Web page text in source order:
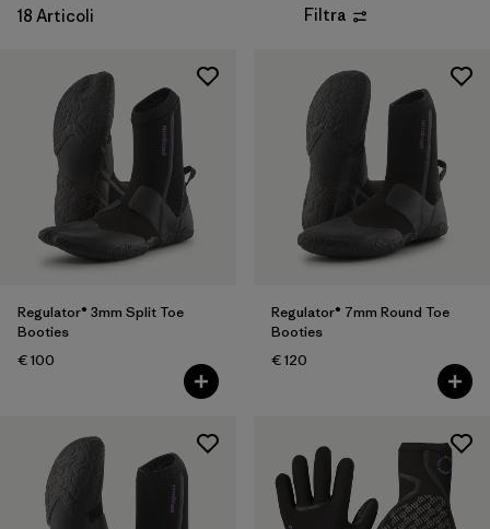
Filtra per
Prezzo
Filtra per
Caratteristiche
18 Articoli Filtra
Regulator® 3mm Split Toe
Booties
€ 100
Regulator® 7mm Round Toe
Booties
€ 120